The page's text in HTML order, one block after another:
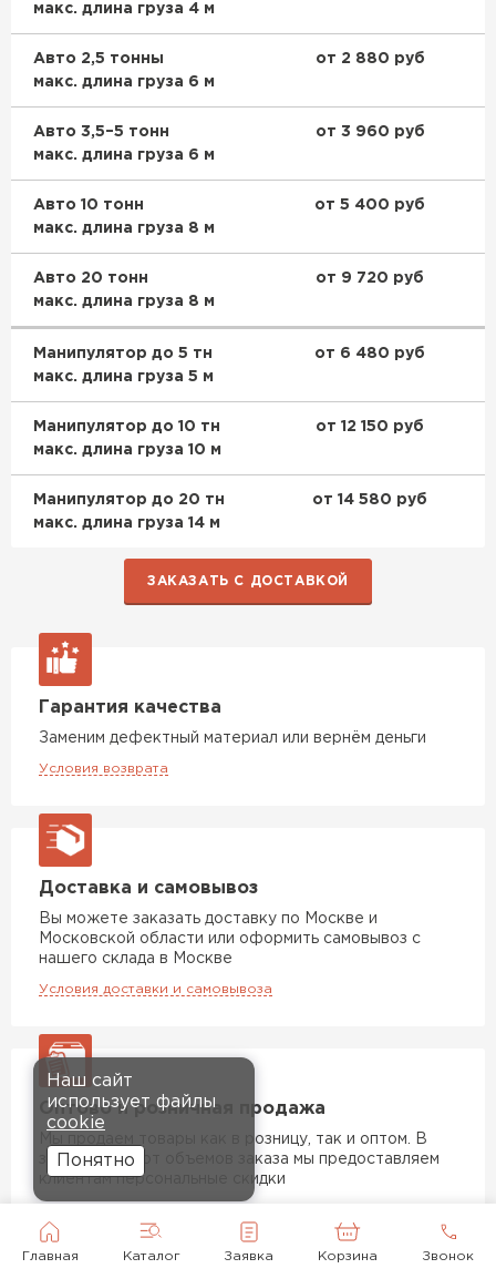
Главная Каталог Заявка Корзина Звонок
макс. длина груза 4 м
Авто 2,5 тонны
макс. длина груза 6 м
от 2 880 руб
Авто 3,5–5 тонн
макс. длина груза 6 м
от 3 960 руб
Авто 10 тонн
макс. длина груза 8 м
от 5 400 руб
Авто 20 тонн
макс. длина груза 8 м
от 9 720 руб
Манипулятор до 5 тн
макс. длина груза 5 м
от 6 480 руб
Манипулятор до 10 тн
макс. длина груза 10 м
от 12 150 руб
Манипулятор до 20 тн
макс. длина груза 14 м
от 14 580 руб
ЗАКАЗАТЬ С ДОСТАВКОЙ
Гарантия качества
Заменим дефектный материал или вернём деньги
Условия возврата
Доставка и самовывоз
Вы можете заказать доставку по Москве и
Московской области или оформить самовывоз с
нашего склада в Москве
Условия доставки и самовывоза
Оптово и розничная продажа
Мы продаем товары как в розницу, так и оптом. В
зависимости от объемов заказа мы предоставляем
клиентам персональные скидки
Наш сайт
использует файлы
cookie
Понятно